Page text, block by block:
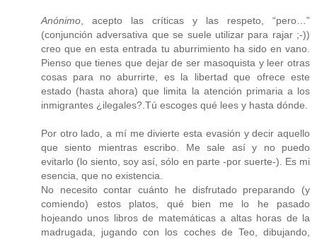
Anónimo , acepto las críticas y las respeto, “pero…”
(conjunción adversativa que se suele utilizar para rajar ;-))
creo que en esta entrada tu aburrimiento ha sido en vano.
Pienso que tienes que dejar de ser masoquista y leer otras
cosas para no aburrirte, es la libertad que ofrece este
estado (hasta ahora) que limita la atención primaria a los
inmigrantes ¿ilegales?.Tú escoges qué lees y hasta dónde.
Por otro lado, a mí me divierte esta evasión y decir aquello
que siento mientras escribo. Me sale así y no puedo
evitarlo (lo siento, soy así, sólo en parte -por suerte-). Es mi
esencia, que no existencia.
No necesito contar cuánto he disfrutado preparando (y
comiendo) estos platos, qué bien me lo he pasado
hojeando unos libros de matemáticas a altas horas de la
madrugada, jugando con los coches de Teo, dibujando,